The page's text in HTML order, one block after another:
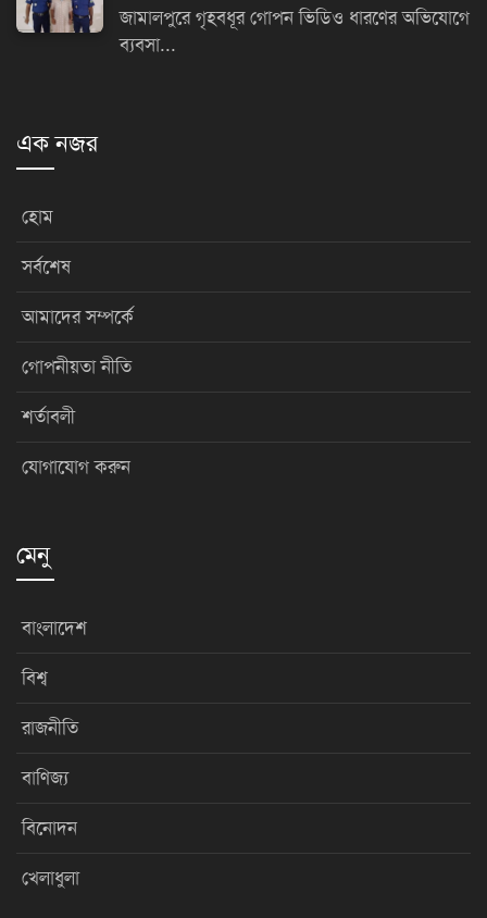
জামালপুরে গৃহবধূর গোপন ভিডিও ধারণের অভিযোগে
ব্যবসা...
এক নজর
হোম
সর্বশেষ
আমাদের সম্পর্কে
গোপনীয়তা নীতি
শর্তাবলী
যোগাযোগ করুন
মেনু
বাংলাদেশ
বিশ্ব
রাজনীতি
বাণিজ্য
বিনোদন
খেলাধুলা